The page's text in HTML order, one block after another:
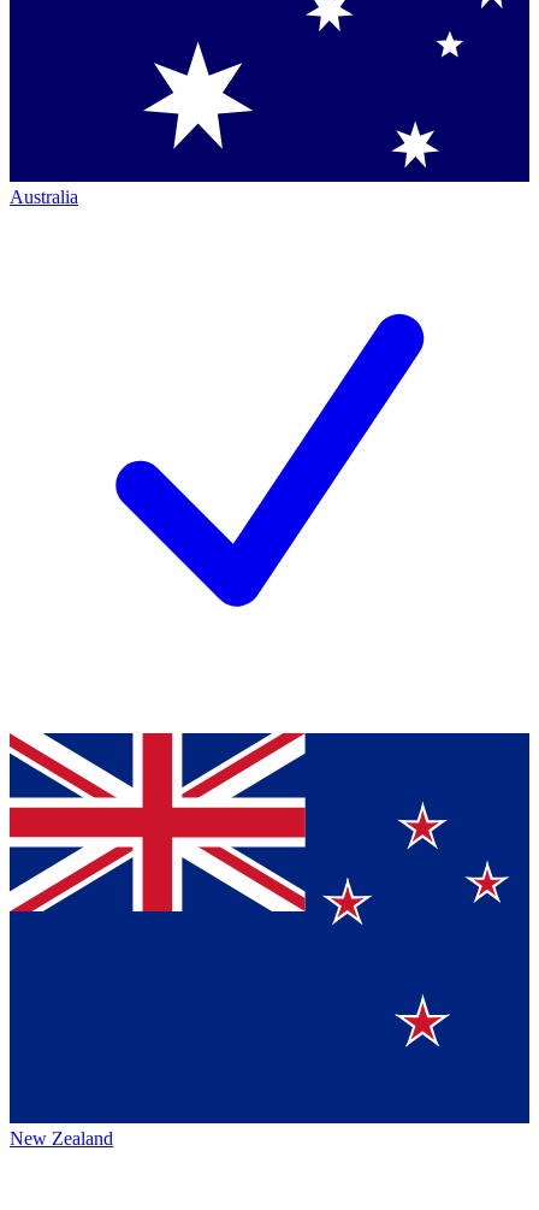
Australia
New Zealand